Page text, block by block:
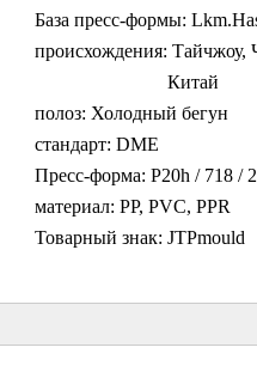
База пресс-формы:
происхождения: Тайчжоу,
Китай
полоз: Холодный бегун
стандарт: DME
Пресс-форма: P20h / 718 /
материал: PP, PVC, PPR
Товарный знак: JTPmould